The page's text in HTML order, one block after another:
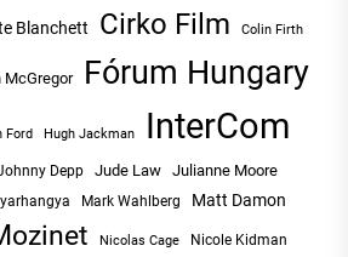
Blanchett Cirko Film Colin Firth
McGregor Fórum Hungary
Ford Hugh Jackman InterCom
Depp Jude Law Julianne Moore
Mark Wahlberg Matt Damon
Nicolas Cage Nicole Kidman